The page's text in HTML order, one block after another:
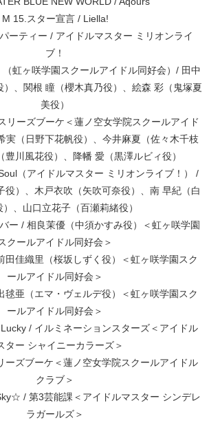
M 15.スター宣言 / Liella!
ーティー / アイドルマスター ミリオンライ
ブ！
虹ヶ咲学園スクールアイドル同好会）/ 田中
）、関根 瞳（櫻木真乃役）、絵森 彩（鬼塚夏
美役）
リーズブーケ＜蓮ノ空女学院スクールアイド
実（日野下花帆役）、今井麻夏（佐々木千枝
豊川風花役）、降幡 愛（黒澤ルビィ役）
（アイドルマスター ミリオンライブ！） /
役）、木戸衣吹（矢吹可奈役）、南 早紀（白
）、山口立花子（百瀬莉緒役）
ー / 相良茉優（中須かすみ役）＜虹ヶ咲学園
クールアイドル同好会＞
田佳織里（桜坂しずく役）＜虹ヶ咲学園スク
ールアイドル同好会＞
毬亜（エマ・ヴェルデ役）＜虹ヶ咲学園スク
ールアイドル同好会＞
/ イルミネーションスターズ＜アイドル
ター シャイニーカラーズ＞
ーズブーケ＜蓮ノ空女学院スクールアイドル
クラブ＞
/ 第3芸能課＜アイドルマスター シンデレ
ラガールズ＞